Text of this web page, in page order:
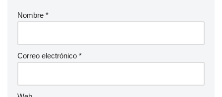
Nombre *
Correo electrónico *